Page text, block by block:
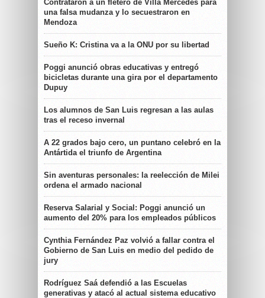
Contrataron a un fletero de Villa Mercedes para
una falsa mudanza y lo secuestraron en
Mendoza
Sueño K: Cristina va a la ONU por su libertad
Poggi anunció obras educativas y entregó
bicicletas durante una gira por el departamento
Dupuy
Los alumnos de San Luis regresan a las aulas
tras el receso invernal
A 22 grados bajo cero, un puntano celebró en la
Antártida el triunfo de Argentina
Sin aventuras personales: la reelección de Milei
ordena el armado nacional
Reserva Salarial y Social: Poggi anunció un
aumento del 20% para los empleados públicos
Cynthia Fernández Paz volvió a fallar contra el
Gobierno de San Luis en medio del pedido de
jury
Rodríguez Saá defendió a las Escuelas
generativas y atacó al actual sistema educativo